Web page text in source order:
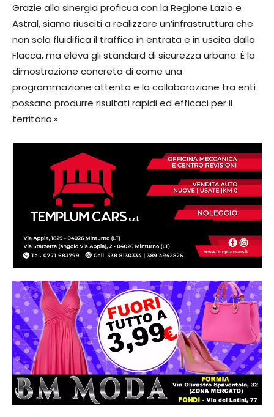
Grazie alla sinergia proficua con la Regione Lazio e
Astral, siamo riusciti a realizzare un’infrastruttura che
non solo fluidifica il traffico in entrata e in uscita dalla
Flacca, ma eleva gli standard di sicurezza urbana. È la
dimostrazione concreta di come una
programmazione attenta e la collaborazione tra enti
possano produrre risultati rapidi ed efficaci per il
territorio.»